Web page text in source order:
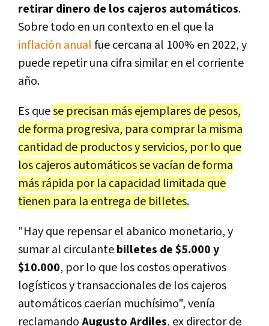
retirar dinero de los cajeros automáticos.
Sobre todo en un contexto en el que la
inflación anualfue cercana al 100% en 2022, y
puede repetir una cifra similar en el corriente
año.
Es quese precisan más ejemplares de pesos,
de forma progresiva, para comprar la misma
cantidad de productos y servicios, por lo que
los cajeros automáticos se vacían de forma
más rápida por la capacidad limitada que
tienen para la entrega de billetes.
"Hay que repensar el abanico monetario, y
sumar al circulantebilletes de $5.000 y
$10.000, por lo que los costos operativos
logísticos y transaccionales de los cajeros
automáticos caerían muchísimo", venía
reclamandoAugusto Ardiles, ex director de